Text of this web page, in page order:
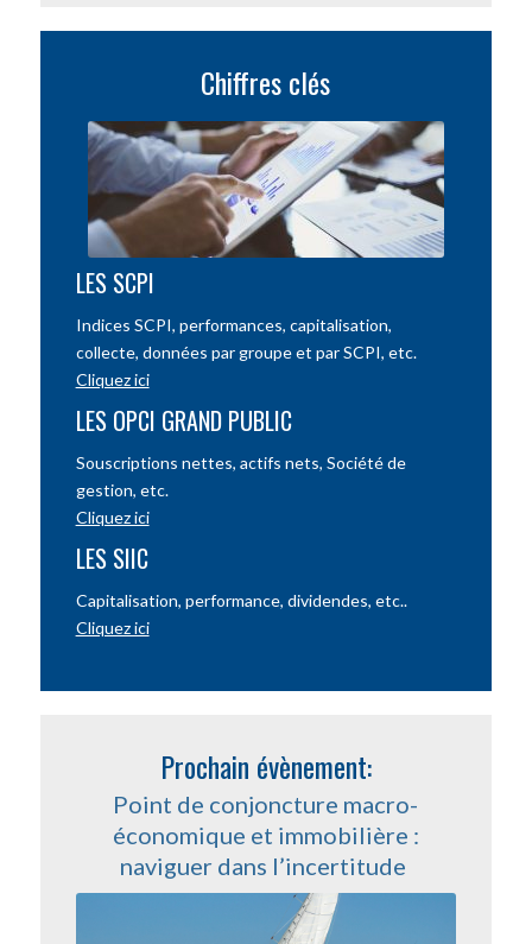
Chiffres clés
LES SCPI
Indices SCPI, performances, capitalisation,
collecte, données par groupe et par SCPI, etc.
Cliquez ici
LES OPCI GRAND PUBLIC
Souscriptions nettes, actifs nets, Société de
gestion, etc.
Cliquez ici
LES SIIC
Capitalisation, performance, dividendes, etc..
Cliquez ici
Prochain évènement:
Point de conjoncture macro-
économique et immobilière :
naviguer dans l’incertitude